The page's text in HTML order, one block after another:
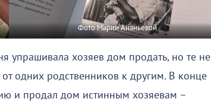
Фото Марии Ананьевой
упрашивала хозяев дом продать, но те не
одних родственников к другим. В конце
и продал дом истинным хозяевам –